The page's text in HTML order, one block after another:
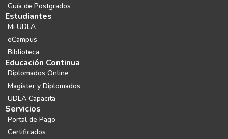
Guía de Postgrados
Estudiantes
Mi UDLA
eCampus
Biblioteca
Educación Continua
Diplomados Online
Magister y Diplomados
UDLA Capacita
Servicios
Portal de Pago
Certificados